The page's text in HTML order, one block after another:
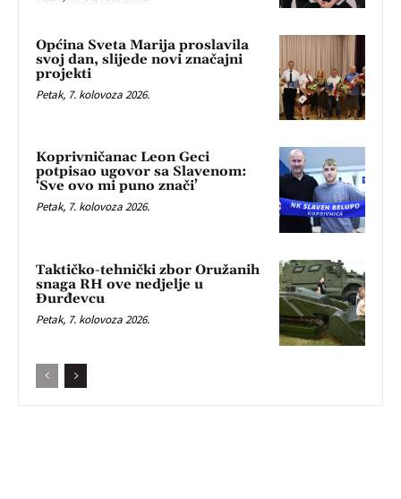
Općina Sveta Marija proslavila
svoj dan, slijede novi značajni
projekti
Petak, 7. kolovoza 2026.
Koprivničanac Leon Geci
potpisao ugovor sa Slavenom:
‘Sve ovo mi puno znači’
Petak, 7. kolovoza 2026.
Taktičko-tehnički zbor Oružanih
snaga RH ove nedjelje u
Đurđevcu
Petak, 7. kolovoza 2026.